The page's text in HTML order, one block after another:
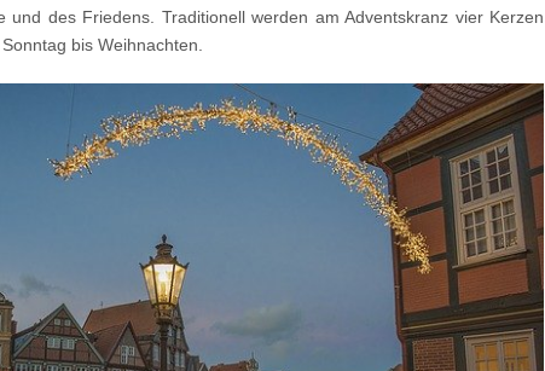
und des Friedens. Traditionell werden am Adventskranz vier Kerzen
bis Weihnachten.